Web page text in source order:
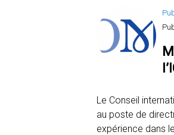
Le Conseil
au poste de
expérience dans